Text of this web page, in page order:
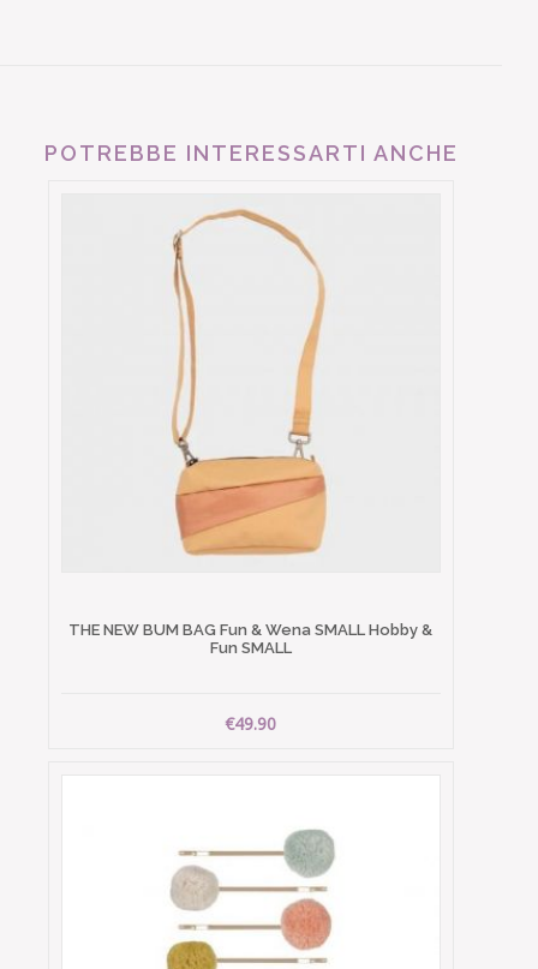
POTREBBE INTERESSARTI ANCHE
THE NEW BUM BAG Fun & Wena SMALL Hobby &
Fun SMALL
€49.90